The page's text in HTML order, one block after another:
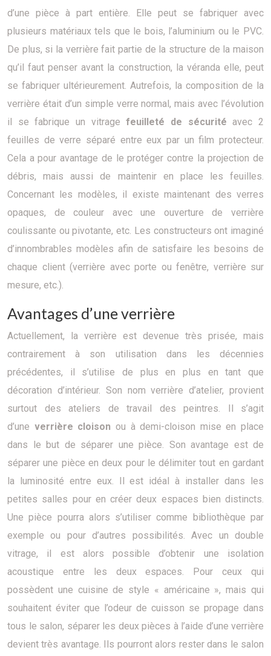
d’une pièce à part entière. Elle peut se fabriquer avec
plusieurs matériaux tels que le bois, l’aluminium ou le PVC.
De plus, si la verrière fait partie de la structure de la maison
qu’il faut penser avant la construction, la véranda elle, peut
se fabriquer ultérieurement. Autrefois, la composition de la
verrière était d’un simple verre normal, mais avec l’évolution
il se fabrique un vitragefeuilleté de sécurité avec 2
feuilles de verre séparé entre eux par un film protecteur.
Cela a pour avantage de le protéger contre la projection de
débris, mais aussi de maintenir en place les feuilles.
Concernant les modèles, il existe maintenant des verres
opaques, de couleur avec une ouverture de verrière
coulissante ou pivotante, etc. Les constructeurs ont imaginé
d’innombrables modèles afin de satisfaire les besoins de
chaque client (verrière avec porte ou fenêtre, verrière sur
mesure, etc.).
Avantages d’une verrière
Actuellement, la verrière est devenue très prisée, mais
contrairement à son utilisation dans les décennies
précédentes, il s’utilise de plus en plus en tant que
décoration d’intérieur. Son nom verrière d’atelier, provient
surtout des ateliers de travail des peintres. Il s’agit
d’une verrière cloison ou à demi-cloison mise en place
dans le but de séparer une pièce. Son avantage est de
séparer une pièce en deux pour le délimiter tout en gardant
la luminosité entre eux. Il est idéal à installer dans les
petites salles pour en créer deux espaces bien distincts.
Une pièce pourra alors s’utiliser comme bibliothèque par
exemple ou pour d’autres possibilités. Avec un double
vitrage, il est alors possible d’obtenir une isolation
acoustique entre les deux espaces. Pour ceux qui
possèdent une cuisine de style « américaine », mais qui
souhaitent éviter que l’odeur de cuisson se propage dans
tous le salon, séparer les deux pièces à l’aide d’une verrière
devient très avantage. Ils pourront alors rester dans le salon